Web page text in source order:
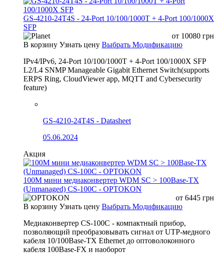
GS-4210-24T4S - 24-Port 10/100/1000T + 4-Port 100/1000X
SFP
от 10080 грн
В корзину Узнать цену Выбрать Модификацию
IPv4/IPv6, 24-Port 10/100/1000T + 4-Port 100/1000X SFP
L2/L4 SNMP Manageable Gigabit Ethernet Switch(supports
ERPS Ring, CloudViewer app, MQTT and Cybersecurity
feature)
GS-4210-24T4S - Datasheet
05.06.2024
Акция
100М мини медиаконвертер WDM SC > 100Base-TX
(Unmanaged) CS-100C - OPTOKON
от 6445 грн
В корзину Узнать цену Выбрать Модификацию
Медиаконвертер CS-100C - компактный прибор,
позволяющий преобразовывать сигнал от UTP-медного
кабеля 10/100Base-TX Ethernet до оптоволоконного
кабеля 100Base-FX и наоборот